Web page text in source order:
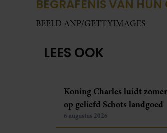
BEGRAFENIS VAN HUN
BEELD ANP/GETTYIMAGES
LEES OOK
Koning Charles luidt
op geliefd Schots landgoed
6 augustus 2026